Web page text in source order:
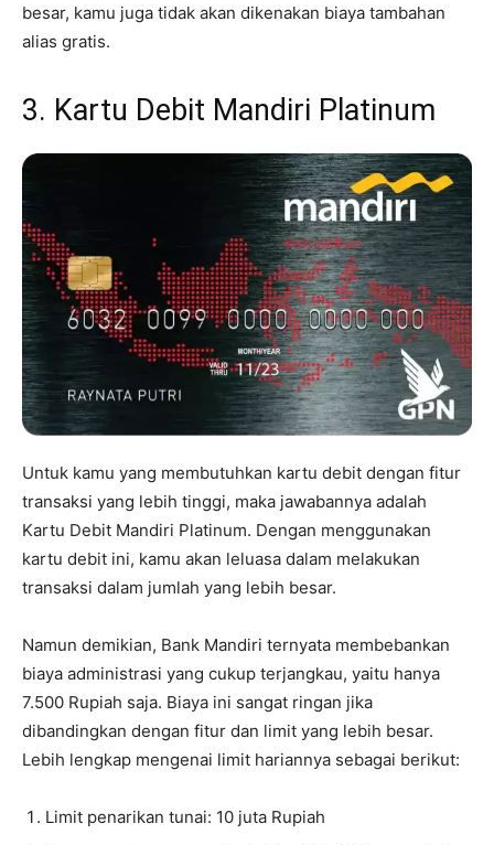
besar, kamu juga tidak akan dikenakan biaya tambahan
alias gratis.
3. Kartu Debit Mandiri Platinum
Untuk kamu yang membutuhkan kartu debit dengan fitur
transaksi yang lebih tinggi, maka jawabannya adalah
Kartu Debit Mandiri Platinum. Dengan menggunakan
kartu debit ini, kamu akan leluasa dalam melakukan
transaksi dalam jumlah yang lebih besar.
Namun demikian, Bank Mandiri ternyata membebankan
biaya administrasi yang cukup terjangkau, yaitu hanya
7.500 Rupiah saja. Biaya ini sangat ringan jika
dibandingkan dengan fitur dan limit yang lebih besar.
Lebih lengkap mengenai limit hariannya sebagai berikut:
Limit penarikan tunai: 10 juta Rupiah